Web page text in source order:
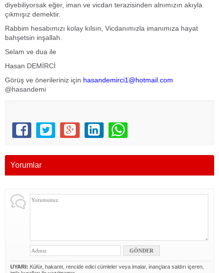
diyebiliyorsak eğer, iman ve vicdan terazisinden alnımızın akıyla
çıkmışız demektir.
Rabbim hesabımızı kolay kılsın, Vicdanımızla imanımıza hayat
bahşetsin inşallah.
Selam ve dua ile
Hasan DEMİRCİ
Görüş ve önerileriniz için hasandemirci1@hotmail.com
@hasandemi
Yorumlar
UYARI: Küfür, hakaret, rencide edici cümleler veya imalar, inançlara saldırı içeren,